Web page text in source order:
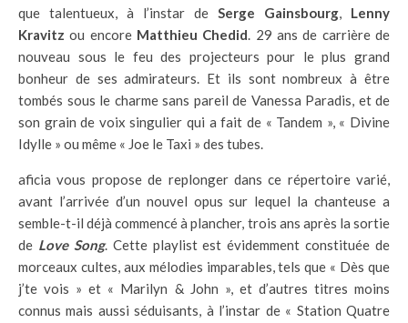
que talentueux, à l’instar de Serge Gainsbourg, Lenny
Kravitzou encore Matthieu Chedid. 29 ans de carrière de
nouveau sous le feu des projecteurs pour le plus grand
bonheur de ses admirateurs. Et ils sont nombreux à être
tombés sous le charme sans pareil de Vanessa Paradis, et de
son grain de voix singulier qui a fait de « Tandem », « Divine
Idylle » ou même « Joe le Taxi » des tubes.
aficia vous propose de replonger dans ce répertoire varié,
avant l’arrivée d’un nouvel opus sur lequel la chanteuse a
semble-t-il déjà commencé à plancher, trois ans après la sortie
de Love Song. Cette playlist est évidemment constituée de
morceaux cultes, aux mélodies imparables, tels que « Dès que
j’te vois » et « Marilyn & John », et d’autres titres moins
connus mais aussi séduisants, à l’instar de « Station Quatre